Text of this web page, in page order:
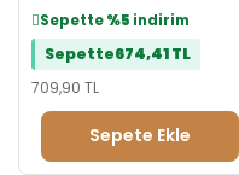
Sepette%5 indirim
Sepette674,41 TL
709,90 TL
Sepete Ekle